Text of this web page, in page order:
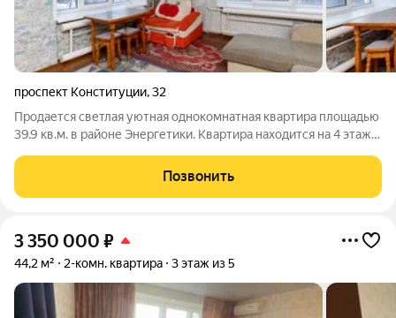
проспект Конституции,32
Продается светлая уютная однокомнатная квартира площадью
39.9 кв.м. в районе Энергетики. Квартира находится на 4 этаже.
установлены современные пластиковые окна. Вся мебель
остается новому владельцу
Позвонить
3 350 000 ₽
44,2 м² 2-комн. квартира 3 этаж из 5